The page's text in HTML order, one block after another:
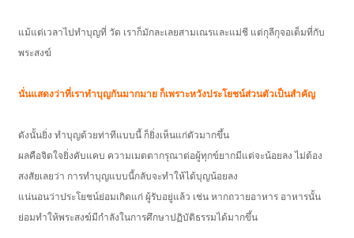
แม้แต่เวลาไปทำบุญที่ วัด เราก็มักละเลยสามเณรและแม่ชี แต่กุลีกุจอเต็มที่กับ
พระสงฆ์
นั่นแสดงว่าที่เราทำบุญกันมากมาย ก็เพราะหวังประโยชน์ส่วนตัวเป็นสำคัญ
ดังนั้นยิ่ง ทำบุญด้วยท่าทีแบบนี้ ก็ยิ่งเห็นแก่ตัวมากขึ้น
ผลคือจิตใจยิ่งคับแคบ ความเมตตากรุณาต่อผู้ทุกข์ยากมีแต่จะน้อยลง ไม่ต้อง
สงสัยเลยว่า การทำบุญแบบนี้กลับจะทำให้ได้บุญน้อยลง
แน่นอนว่าประโยชน์ย่อมเกิดแก่ ผู้รับอยู่แล้ว เช่น หากถวายอาหาร อาหารนั้น
ย่อมทำให้พระสงฆ์มีกำลังในการศึกษาปฏิบัติธรรมได้มากขึ้น